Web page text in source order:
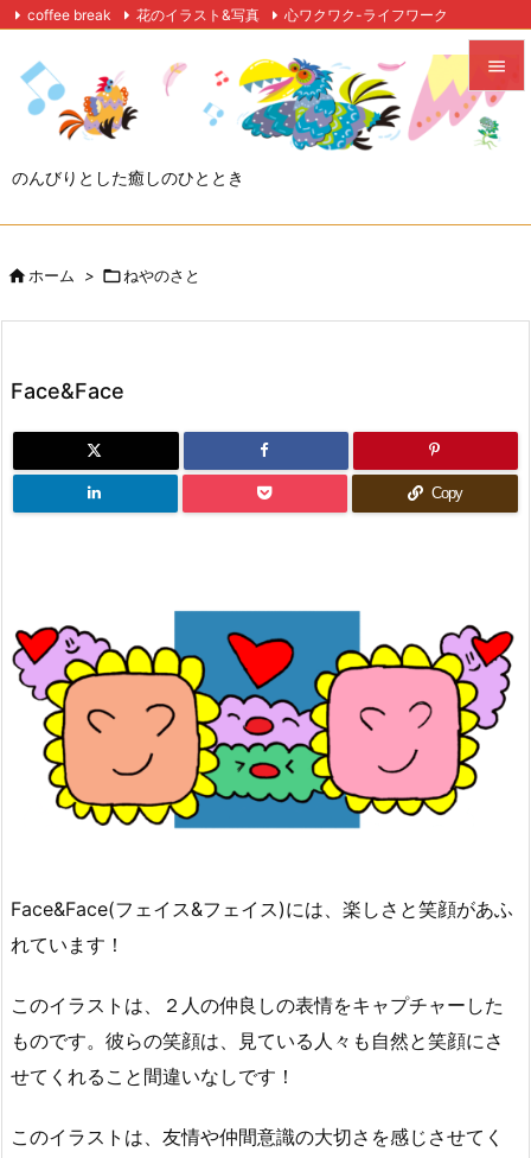
のんびりとした癒しのひととき


メニュ
次へ
coffee break 花のイラスト&写真
心ワクワク-ライフワーク
ホーム > ねやのさと
Face&Face
Copy
Face&Face(フェイス&フェイス)には、楽しさと笑顔があふ
れています！
このイラストは、２人の仲良しの表情をキャプチャーした
ものです。彼らの笑顔は、見ている人々も自然と笑顔にさ
せてくれること間違いなしです！
このイラストは、友情や仲間意識の大切さを感じさせてく